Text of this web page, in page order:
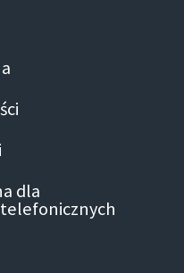
dla